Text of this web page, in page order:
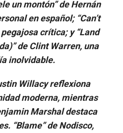
un montón” de Hernán
en español; “Can’t
pegajosa crítica; y “Land
de Clint Warren, una
inolvidable.
Willacy reflexiona
moderna, mientras
Marshal destaca
“Blame” de Nodisco,